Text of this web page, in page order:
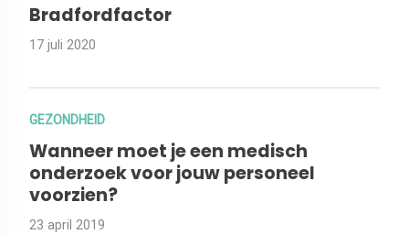
Bradfordfactor
17 juli 2020
GEZONDHEID
Wanneer moet je een medisch
onderzoek voor jouw personeel
voorzien?
23 april 2019